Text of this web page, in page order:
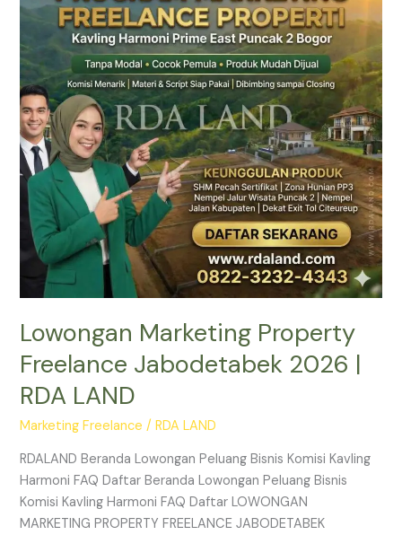
Lowongan Marketing Property
Freelance Jabodetabek 2026 |
RDA LAND
Marketing Freelance /RDA LAND
RDALAND Beranda Lowongan Peluang Bisnis Komisi Kavling
Harmoni FAQ Daftar Beranda Lowongan Peluang Bisnis
Komisi Kavling Harmoni FAQ Daftar LOWONGAN
MARKETING PROPERTY FREELANCE JABODETABEK
Freelance
Jabodetabek
2026
|
RDA
LAND